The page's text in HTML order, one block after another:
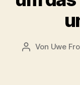
Beitragsautor
Von Uwe